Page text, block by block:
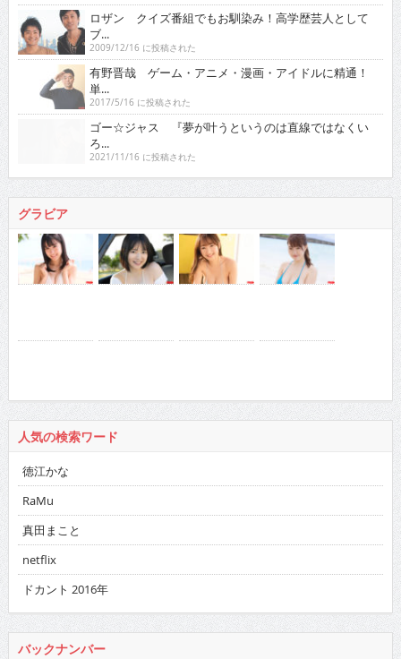
ロザン クイズ番組でもお馴染み！高学歴芸人として
ブ...
2009/12/16 に投稿された
有野晋哉 ゲーム・アニメ・漫画・アイドルに精通！
単...
2017/5/16 に投稿された
ゴー☆ジャス 『夢が叶うというのは直線ではなくい
ろ...
2021/11/16 に投稿された
グラビア
人気の検索ワード
徳江かな
RaMu
真田まこと
netflix
ドカント 2016年
バックナンバー